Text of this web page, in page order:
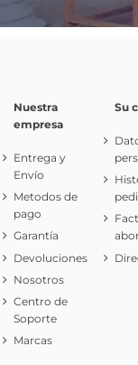
Nuestra
empresa
Entrega y
Envío
Metodos de
pago
Garantía
Devoluciones
Nosotros
Centro de
Soporte
Marcas
Su